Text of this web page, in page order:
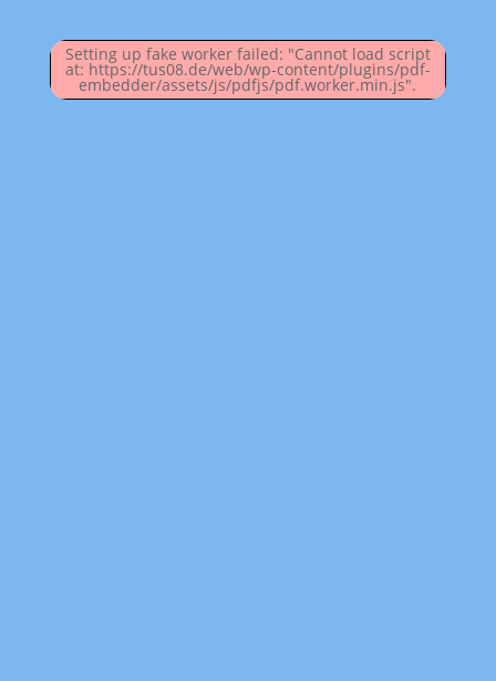
Setting up fake worker failed: "Cannot load script
at: https://tus08.de/web/wp-content/plugins/pdf-
embedder/assets/js/pdfjs/pdf.worker.min.js".